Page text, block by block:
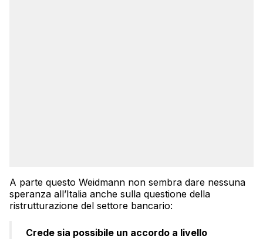
A parte questo Weidmann non sembra dare nessuna
speranza all’Italia anche sulla questione della
ristrutturazione del settore bancario:
Crede sia possibile un accordo a livello